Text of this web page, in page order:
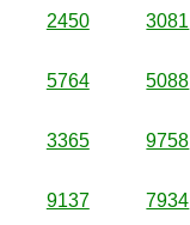
2450 3081
5764 5088
3365 9758
9137 7934